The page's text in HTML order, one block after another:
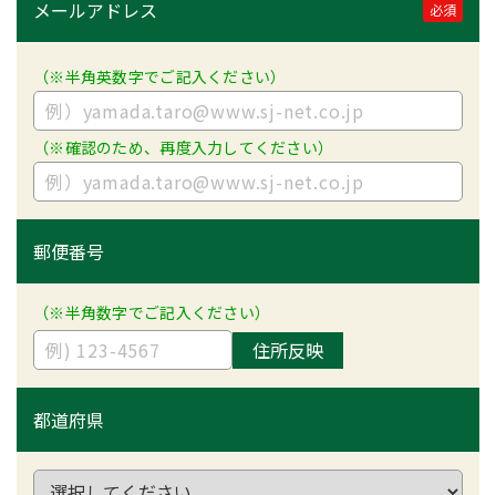
メールアドレス 必須
（※半角英数字でご記入ください）
（※確認のため、再度入力してください）
郵便番号
（※半角数字でご記入ください）
住所反映
都道府県